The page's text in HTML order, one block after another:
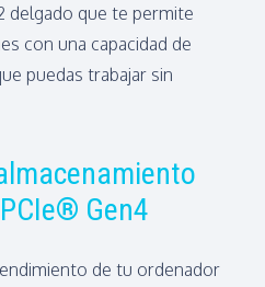
delgado que te permite
con una capacidad de
puedas trabajar sin
Gen4
de tu ordenador